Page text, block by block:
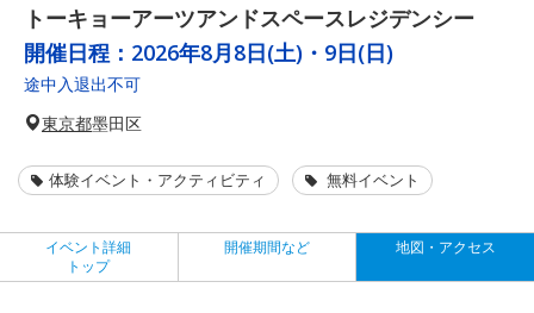
トーキョーアーツアンドスペースレジデンシー
開催日程： 2026年8月8日(土)・9日(日)
途中入退出不可
東京都墨田区
体験イベント・アクティビティ 無料イベント
イベント詳細
トップ
開催期間など 地図・アクセス